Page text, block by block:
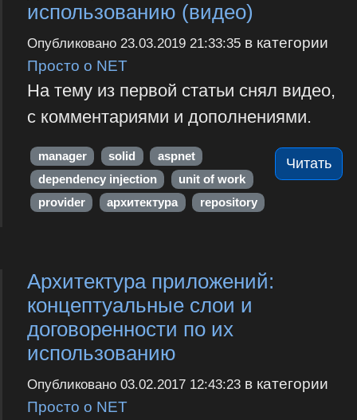
использованию (видео)
Опубликовано 23.03.2019 21:33:35в категории
Просто о NET
На тему из первой статьи снял видео,
с комментариями и дополнениями.
Читать
manager solid
aspnet
dependency injection
unit of work
provider
архитектура repository
Архитектура приложений:
концептуальные слои и
договоренности по их
использованию
Опубликовано 03.02.2017 12:43:23в категории
Просто о NET